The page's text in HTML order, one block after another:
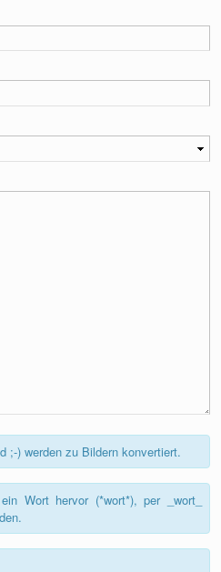
;-) werden zu Bildern konvertiert.
Wort hervor (*wort*), per _wort_